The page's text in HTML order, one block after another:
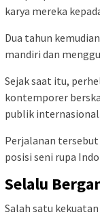
karya mereka
Dua tahun
mandiri dan
Sejak saat itu,
kontemporer
publik internasional.
Perjalanan
posisi seni rupa
Selalu
Salah satu